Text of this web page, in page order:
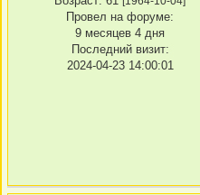
Провел на форуме:
9 месяцев 4 дня
Последний визит:
2024-04-23 14:00:01